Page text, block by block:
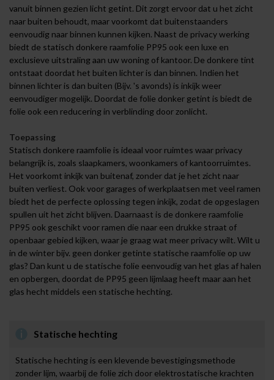
vanuit binnen gezien licht getint. Dit zorgt ervoor dat u het zicht
naar buiten behoudt, maar voorkomt dat buitenstaanders
eenvoudig naar binnen kunnen kijken. Naast de privacy werking
biedt de statisch donkere raamfolie PP95 ook een luxe en
exclusieve uitstraling aan uw woning of kantoor. De donkere tint
ontstaat doordat het buiten lichter is dan binnen. Indien het
binnen lichter is dan buiten (Bijv. 's avonds) is inkijk weer
eenvoudiger mogelijk. Doordat de folie donker getint is biedt de
folie ook een reducering in verblinding door zonlicht.
Toepassing
Statisch donkere raamfolie is ideaal voor ruimtes waar privacy
belangrijk is, zoals slaapkamers, woonkamers of kantoorruimtes.
Het voorkomt inkijk van buitenaf, zonder dat je het zicht naar
buiten verliest. Ook voor garages of werkplaatsen met veel ramen
biedt het de perfecte oplossing tegen inkijk, zodat de opgeslagen
spullen uit het zicht blijven. Daarnaast is de donkere raamfolie
PP95 ook geschikt voor ramen die naar een drukke straat of
openbaar gebied kijken, waar je graag wat meer privacy wilt. Wilt u
in de winter bijv. geen donker getinte statische raamfolie op uw
glas? Dan kunt u de statische folie eenvoudig van het glas af halen
en opbergen, doordat de PP95 geen lijmlaag heeft maar aan het
glas hecht middels een statische hechting.
Statische hechting
Statische hechting is een klevende bevestigingsmethode
zonder lijm, waarbij de folie zich door elektrostatische krachten